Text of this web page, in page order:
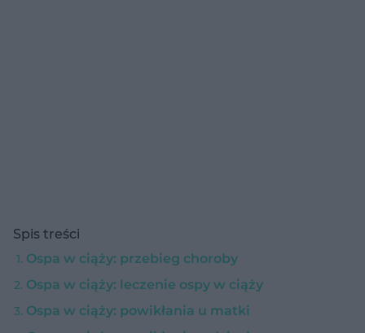
Spis treści
Ospa w ciąży: przebieg choroby
Ospa w ciąży: leczenie ospy w ciąży
Ospa w ciąży: powikłania u matki